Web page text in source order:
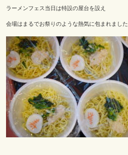
ラーメンフェス当日は特設の屋台を設え
会場はまるでお祭りのような熱気に包まれました